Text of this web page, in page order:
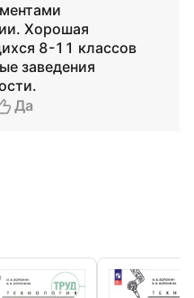
Хорошая
8-11 классов
заведения
Да